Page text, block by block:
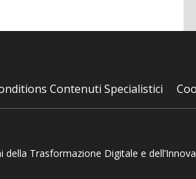
Contenuti Specialistici
Trasformazione Digitale e